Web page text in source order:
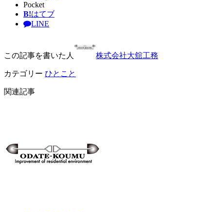
Pocket
B!はてブ
LINE
この記事を書いた人 株式会社大舘工務
カテゴリー ひとこと
関連記事